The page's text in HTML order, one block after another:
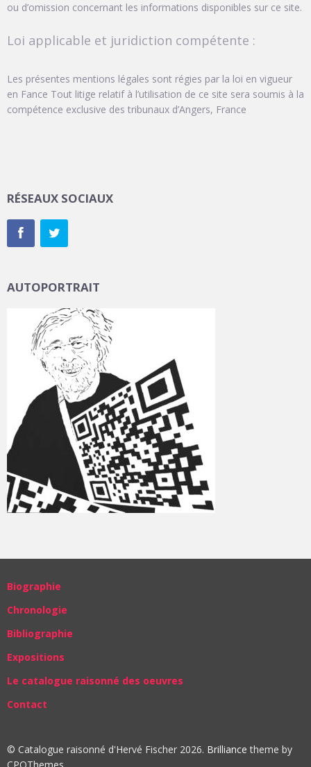
ou d’omission concernant les informations disponibles sur ce site.
Loi applicable et juridiction compétente :
Les présentes mentions légales sont régies par la loi en vigueur
en Fance Tout litige relatif à l’utilisation de ce site sera soumis à la
compétence exclusive des tribunaux d’Angers, France
RÉSEAUX SOCIAUX
AUTOPORTRAIT
Biographie
Chronologie
Bibliographie
Expositions
Le catalogue raisonné des oeuvres
Contact
© Catalogue raisonné d'Hervé Fischer 2026. Brilliance theme by